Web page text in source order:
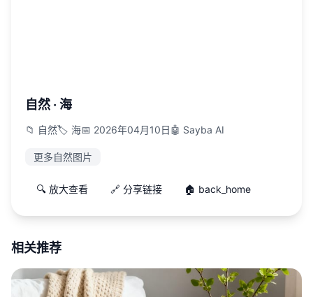
自然 · 海
📁 自然🏷️ 海📅 2026年04月10日🤖 Sayba AI
更多自然图片
🔍 放大查看 🔗 分享链接 🏠 back_home
相关推荐